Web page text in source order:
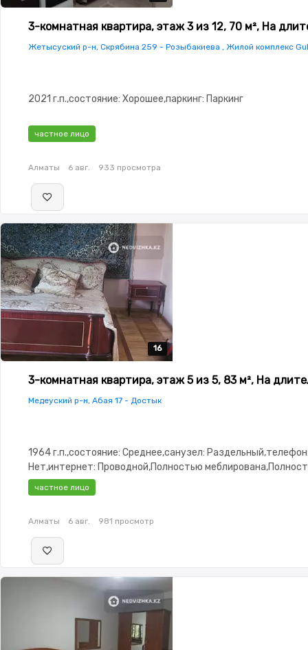
3-комнатная квартира, этаж 3 из 12, 70 м², На
Жетысуский р-н, Скрябина 259 - Розыбакиева , Жилой комплекс
2021 г.п.,состояние: Хорошее,паркинг: Паркинг
частное лицо
Алматы 6 авг. 933 просмотра
16
16
16
16
16
3-комнатная квартира, этаж 5 из 5, 83 м², На
Медеуский р-н, Абая 17 - Достык
1964 г.п.,состояние: Среднее,санузел:
Нет,интернет: Проводной,Полностью
меблирована,паркинг: Рядом охраняемая стоянка,Решетки
окнах,Домофон,Сигнализация,Комнаты
частное лицо
Алматы 6 авг. 981 просмотр